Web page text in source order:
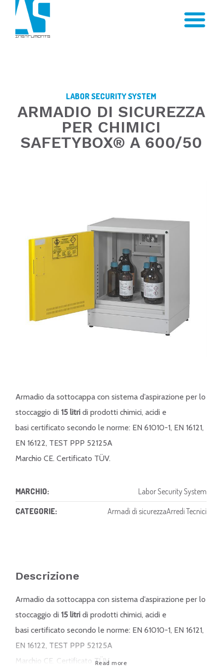
LABOR SECURITY SYSTEM
ARMADIO DI SICUREZZA
PER CHIMICI
SAFETYBOX® A 600/50
Armadio da sottocappa con sistema d’aspirazione per lo
stoccaggio di15 litri di prodotti chimici, acidi e
basi certificato secondo le norme: EN 61010-1, EN 16121,
EN 16122, TEST PPP 52125A
Marchio CE. Certificato TÜV.
MARCHIO:
Labor Security System
CATEGORIE:
Armadi di sicurezzaArredi Tecnici
Descrizione
Armadio da sottocappa con sistema d’aspirazione per lo
stoccaggio di15 litri di prodotti chimici, acidi e
basi certificato secondo le norme: EN 61010-1, EN 16121,
EN 16122, TEST PPP 52125A
Marchio CE. Certificato TÜV.Read more